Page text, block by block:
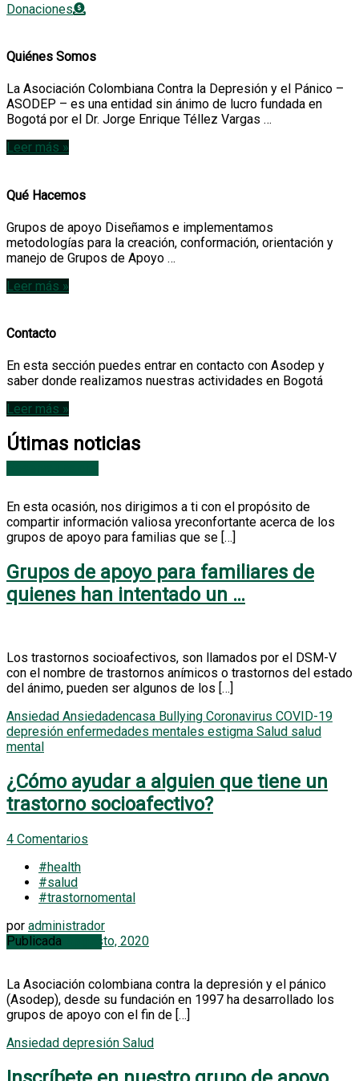
Déjate ayudar
Recuerda que no estás solo
Grupos de apoyo
Donaciones
Quiénes Somos
La Asociación Colombiana Contra la Depresión y el Pánico –
ASODEP – es una entidad sin ánimo de lucro fundada en
Bogotá por el Dr. Jorge Enrique Téllez Vargas …
Leer más »
Qué Hacemos
Grupos de apoyo Diseñamos e implementamos
metodologías para la creación, conformación, orientación y
manejo de Grupos de Apoyo …
Leer más »
Contacto
En esta sección puedes entrar en contacto con Asodep y
saber donde realizamos nuestras actividades en Bogotá
Leer más »
Útimas noticias
En esta ocasión, nos dirigimos a ti con el propósito de
compartir información valiosa yreconfortante acerca de los
grupos de apoyo para familias que se […]
Grupos de apoyo para familiares de
quienes han intentado un …
Los trastornos socioafectivos, son llamados por el DSM-V
con el nombre de trastornos anímicos o trastornos del estado
del ánimo, pueden ser algunos de los […]
Ansiedad Ansiedadencasa Bullying Coronavirus COVID-19
depresión enfermedades mentales estigma Salud salud
mental
¿Cómo ayudar a alguien que tiene un
trastorno socioafectivo?
4 Comentarios
#health
#salud
#trastornomental
por administrador
Publicada
4 agosto, 2020
La Asociación colombiana contra la depresión y el pánico
(Asodep), desde su fundación en 1997 ha desarrollado los
grupos de apoyo con el fin de […]
Ansiedad depresión Salud